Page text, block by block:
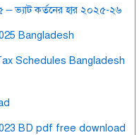
– ভ্যাট কর্তনের হার ২০২৫-২৬
Bangladesh
Schedules Bangladesh
BD pdf free download